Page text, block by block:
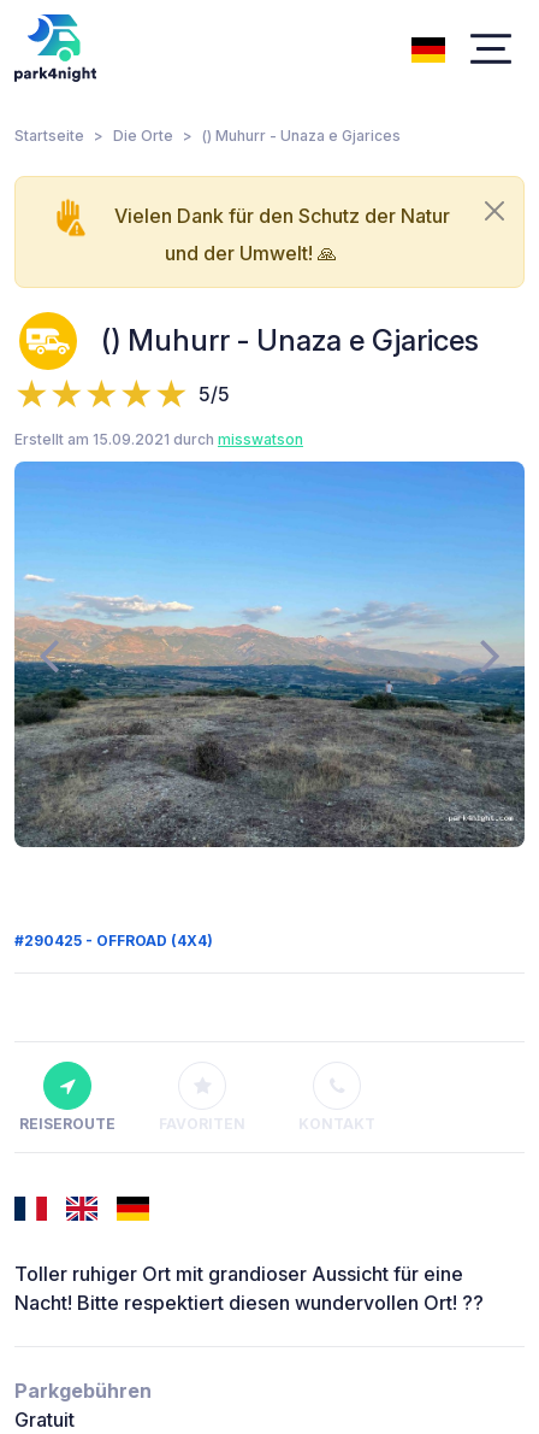
Startseite Die Orte () Muhurr - Unaza e Gjarices
Vielen Dank für den Schutz der Natur
und der Umwelt! 🙏
() Muhurr - Unaza e Gjarices
5/5
Erstellt am 15.09.2021 durch misswatson
#290425 - OFFROAD (4X4)
REISEROUTE FAVORITEN KONTAKT
Toller ruhiger Ort mit grandioser Aussicht für eine
Nacht! Bitte respektiert diesen wundervollen Ort! ??
Parkgebühren
Gratuit